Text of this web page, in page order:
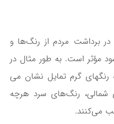
برداشت مردم از رنگ‌­ها و
مؤثر است. به طور مثال در
گرم تمایل نشان می­‌
شمالی، رنگ‌­های سرد هرچه
می­‌کنند.